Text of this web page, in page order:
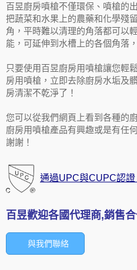
百昱廚房噴槍不僅環保、噴槍的
把蔬菜和水果上的農藥和化學殘
角，平時難以清理的角落都可以
能，可延伸到水槽上的各個角落
只要使用百昱廚房用噴槍讓您輕
房用噴槍，立即去除廚房水垢及
房清潔不乾淨了！
您可以從我們網頁上看到各種的
廚房用噴槍產品有興趣或是有任
謝謝！
通過UPC與CUPC認證
百昱歡迎各國代理商,銷售
與我們聯絡